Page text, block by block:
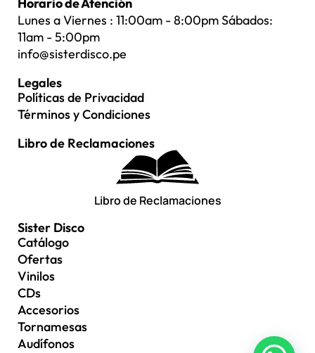
Lunes a Viernes : 11:00am - 8:00pm Sábados:
11am - 5:00pm
info@sisterdisco.pe
Legales
Políticas de Privacidad
Términos y Condiciones
Libro de Reclamaciones
Libro de Reclamaciones
Sister Disco
Catálogo
Ofertas
Vinilos
CDs
Accesorios
Tornamesas
Audífonos